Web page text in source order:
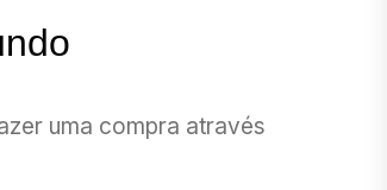
uma compra através